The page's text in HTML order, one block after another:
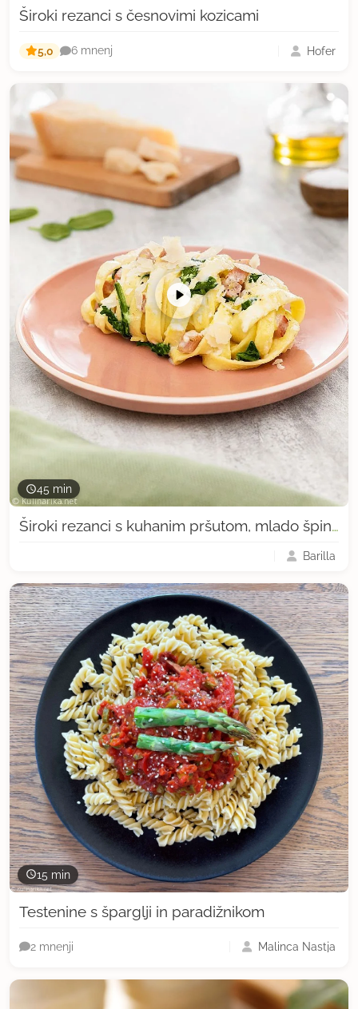
Široki rezanci s česnovimi kozicami
5,0 6 mnenj Hofer
45 min
Široki rezanci s kuhanim pršutom, mlado špinačo in porovo kremo
Barilla
15 min
Testenine s šparglji in paradižnikom
2 mnenji Malinca Nastja